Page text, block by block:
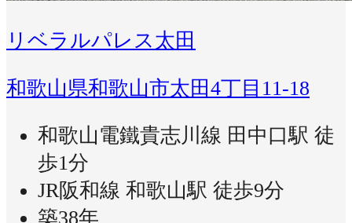
リベラルパレス太田
和歌山県和歌山市太田4丁目11-18
和歌山電鐵貴志川線 田中口駅 徒
歩1分
JR阪和線 和歌山駅 徒歩9分
築38年